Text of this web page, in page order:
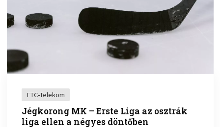
FTC-Telekom
Jégkorong MK – Erste Liga az osztrák
liga ellen a négyes döntőben